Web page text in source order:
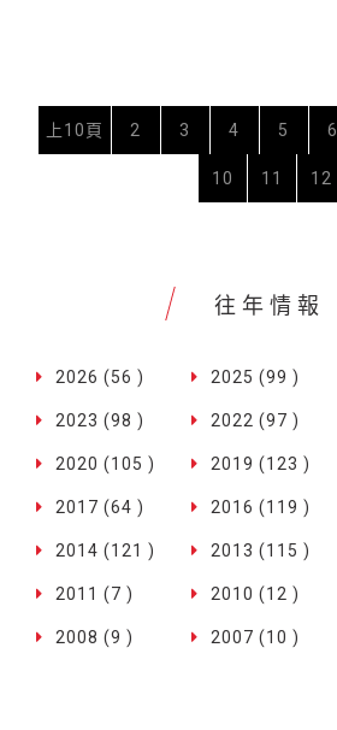
上10頁 2 3 4 5 6
10 11 12
往年情報
2026 (56 ) 2025 (99 )
2023 (98 ) 2022 (97 )
2020 (105 ) 2019 (123 )
2017 (64 ) 2016 (119 )
2014 (121 ) 2013 (115 )
2011 (7 ) 2010 (12 )
2008 (9 ) 2007 (10 )